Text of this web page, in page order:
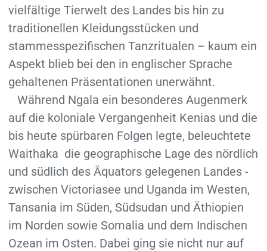
vielfältige Tierwelt des Landes bis hin zu
traditionellen Kleidungsstücken und
stammesspezifischen Tanzritualen – kaum ein
Aspekt blieb bei den in englischer Sprache
gehaltenen Präsentationen unerwähnt.
Während Ngala ein besonderes Augenmerk
auf die koloniale Vergangenheit Kenias und die
bis heute spürbaren Folgen legte, beleuchtete
Waithaka die geographische Lage des nördlich
und südlich des Äquators gelegenen Landes -
zwischen Victoriasee und Uganda im Westen,
Tansania im Süden, Südsudan und Äthiopien
im Norden sowie Somalia und dem Indischen
Ozean im Osten. Dabei ging sie nicht nur auf